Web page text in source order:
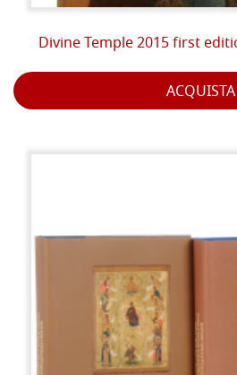
Divine Temple 2015 first
ACQUISTA